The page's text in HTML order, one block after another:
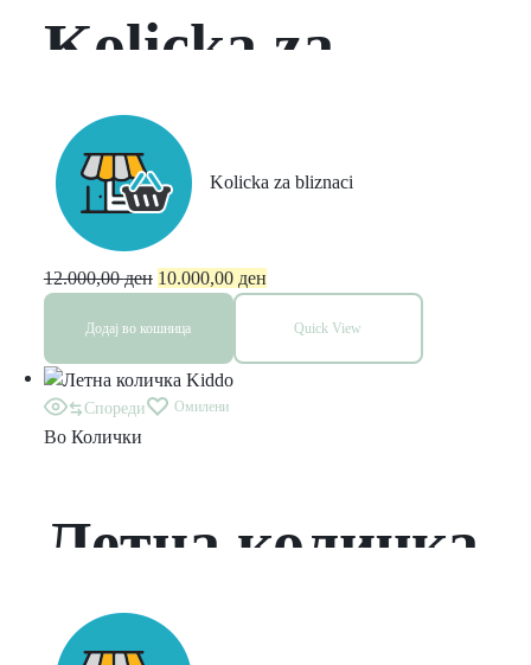
Kolicka za
bliznaci
Kolicka za bliznaci
12.000,00ден 10.000,00 ден
Додај во кошница Quick View
Спореди Омилени
Во Колички
Летна количка
Kiddo